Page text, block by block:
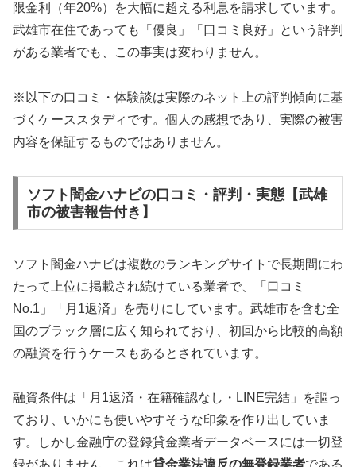
限金利（年20%）を大幅に超える利息を請求しています。
武雄市在住であっても「優良」「口コミ良好」という評判
がある業者でも、この事実は変わりません。
※以下の口コミ・体験談は実際のネット上の評判傾向に基
づくケーススタディです。個人の感想であり、実際の被害
内容を保証するものではありません。
ソフト闇金ハナビの口コミ・評判・実態【武雄
市の被害報告付き】
ソフト闇金ハナビは複数のランキングサイトで長期間にわ
たって上位に掲載され続けている業者で、「口コミ
No.1」「月1返済」を売りにしています。武雄市を含む全
国のブラック層に広く知られており、初回から比較的高額
の融資を行うケースもあるとされています。
融資条件は「月1返済・在籍確認なし・LINE完結」を謳っ
ており、いかにも使いやすそうな印象を作り出していま
す。しかし金融庁の登録貸金業者データベースには一切登